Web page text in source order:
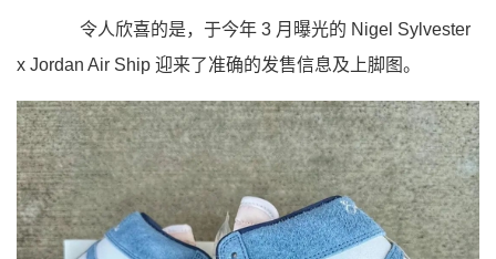
令人欣喜的是，于今年 3 月曝光的 Nigel Sylvester
x Jordan Air Ship 迎来了准确的发售信息及上脚图。